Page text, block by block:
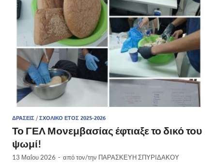
ΔΡΆΣΕΙΣ /ΣΧΟΛΙΚΌ ΈΤΟΣ 2025-2026
Το ΓΕΛ Μονεμβασίας έφτιαξε το δικό του
ψωμί!
13 Μαΐου 2026 - από τον/την ΠΑΡΑΣΚΕΥΗ ΣΠΥΡΙΔΑΚΟΥ